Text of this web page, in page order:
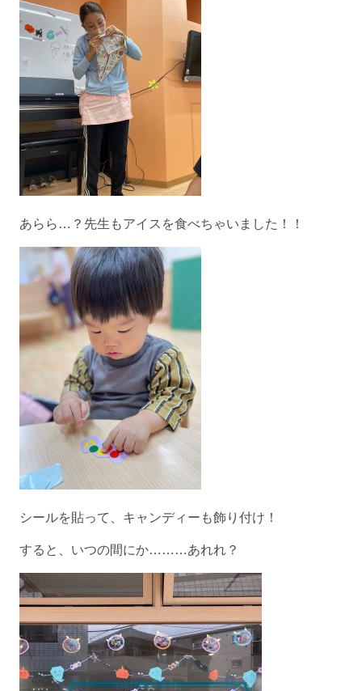
あらら…？先生もアイスを食べちゃいました！！
シールを貼って、キャンディーも飾り付け！
すると、いつの間にか………あれれ？